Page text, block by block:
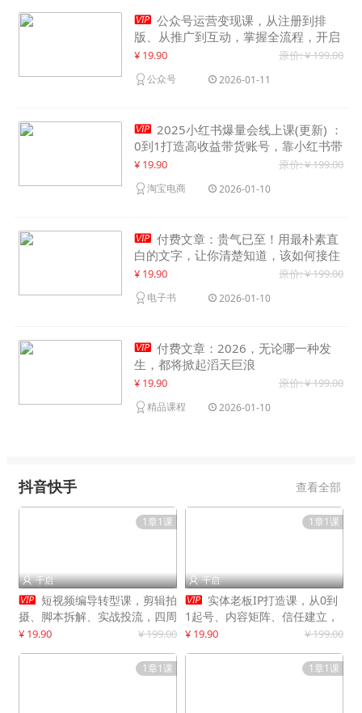
 公众号运营变现课，从注册到排
版、从推广到互动，掌握全流程，开启
个人品牌月入30000+
¥ 19.90 原价: ¥ 199.00
公众号 2026-01-11
 2025小红书爆量会线上课(更新) ：
0到1打造高收益带货账号，靠小红书带
货年入100w？机会来了！
¥ 19.90 原价: ¥ 199.00
淘宝电商 2026-01-10
 付费文章：贵气已至！用最朴素直
白的文字，让你清楚知道，该如何接住
这一次时代的泼天富贵
¥ 19.90 原价: ¥ 199.00
电子书 2026-01-10
 付费文章：2026，无论哪一种发
生，都将掀起滔天巨浪
¥ 19.90 原价: ¥ 199.00
精品课程 2026-01-10
抖音快手 查看全部
1章1课
 千启
 短视频编导转型课，剪辑拍
摄、脚本拆解、实战投流，四周
系统教学，快速入行月入2w+
¥ 19.90 ¥ 199.00
1章1课
 千启
 实体老板IP打造课，从0到
1起号、内容矩阵、信任建立，
打造门店IP，稳定获客增收
¥ 19.90 ¥ 199.00
1章1课 1章1课